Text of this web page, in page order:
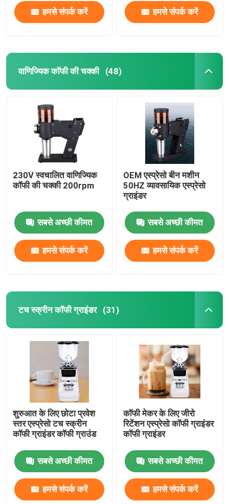
हमसे संपर्क करें हमसे संपर्क करें
वाणिज्यिक कॉफी की चक्की (48)
230V स्वचालित वाणिज्यिक
कॉफी की चक्की 200rpm
सबसे अच्छी कीमत
हमसे संपर्क करें
OEM एस्प्रेसो बीन मशीन
50HZ व्यावसायिक एस्प्रेसो
ग्राइंडर
सबसे अच्छी कीमत
हमसे संपर्क करें
टच स्क्रीन कॉफी ग्राइंडर (31)
शुरुआत के लिए छोटा प्रवेश
स्तर एस्प्रेसो टच स्क्रीन
कॉफी ग्राइंडर कॉफी ग्राउंड
सबसे अच्छी कीमत
हमसे संपर्क करें
कॉफी मेकर के लिए जीरो
रिटेंशन एस्प्रेसो कॉफी ग्राइंडर
कॉफी ग्राइंडर
सबसे अच्छी कीमत
हमसे संपर्क करें